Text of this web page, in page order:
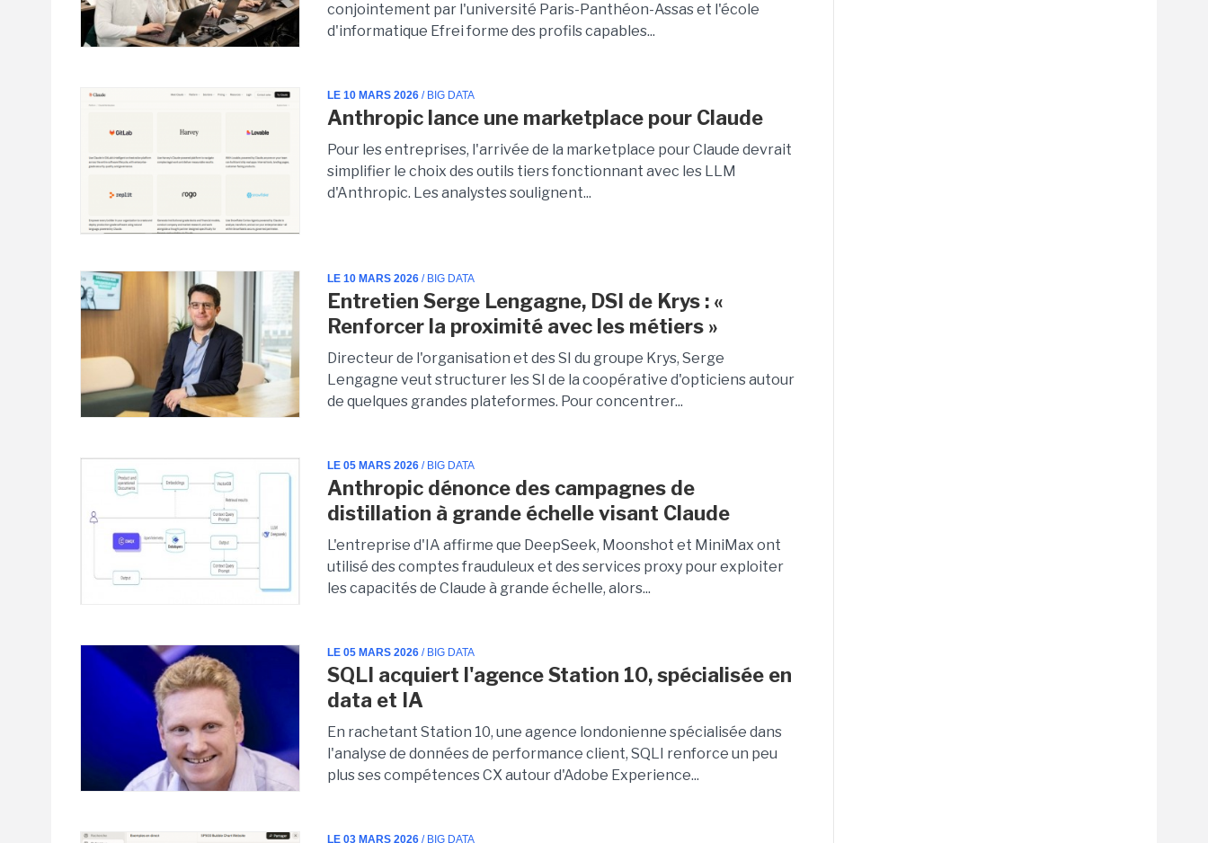
conjointement par l'université Paris-Panthéon-Assas et l'école
d'informatique Efrei forme des profils capables...
LE 10 MARS 2026 / BIG DATA
Anthropic lance une marketplace pour Claude
Pour les entreprises, l'arrivée de la marketplace pour Claude devrait
simplifier le choix des outils tiers fonctionnant avec les LLM
d'Anthropic. Les analystes soulignent...
LE 10 MARS 2026 / BIG DATA
Entretien Serge Lengagne, DSI de Krys : «
Renforcer la proximité avec les métiers »
Directeur de l'organisation et des SI du groupe Krys, Serge
Lengagne veut structurer les SI de la coopérative d'opticiens autour
de quelques grandes plateformes. Pour concentrer...
LE 05 MARS 2026 / BIG DATA
Anthropic dénonce des campagnes de
distillation à grande échelle visant Claude
L'entreprise d'IA affirme que DeepSeek, Moonshot et MiniMax ont
utilisé des comptes frauduleux et des services proxy pour exploiter
les capacités de Claude à grande échelle, alors...
LE 05 MARS 2026 / BIG DATA
SQLI acquiert l'agence Station 10, spécialisée en
data et IA
En rachetant Station 10, une agence londonienne spécialisée dans
l'analyse de données de performance client, SQLI renforce un peu
plus ses compétences CX autour d'Adobe Experience...
LE 03 MARS 2026 / BIG DATA